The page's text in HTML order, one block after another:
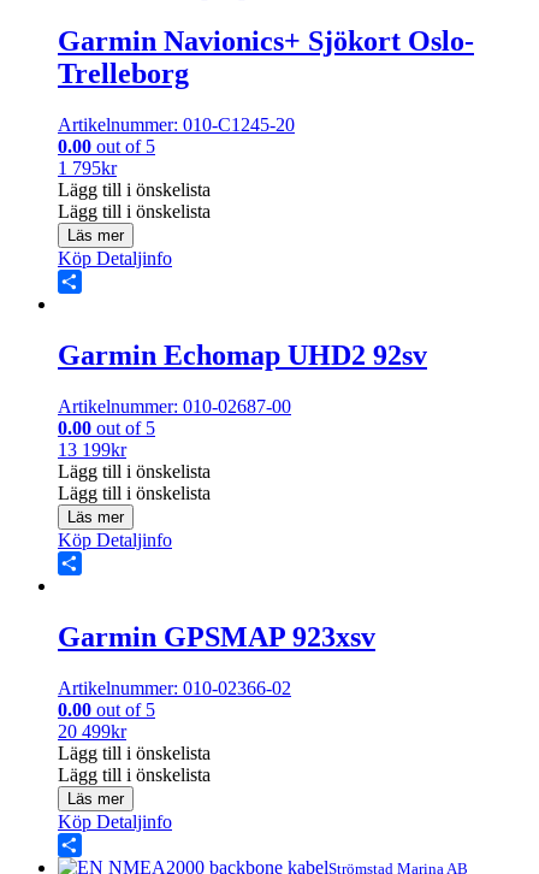
Garmin Navionics+ Sjökort Oslo-
Trelleborg
Artikelnummer: 010-C1245-20
0.00 out of 5
1 795kr
Lägg till i önskelista
Lägg till i önskelista
Läs mer
Köp Detaljinfo
Garmin Echomap UHD2 92sv
Artikelnummer: 010-02687-00
0.00 out of 5
13 199kr
Lägg till i önskelista
Lägg till i önskelista
Läs mer
Köp Detaljinfo
Garmin GPSMAP 923xsv
Artikelnummer: 010-02366-02
0.00 out of 5
20 499kr
Lägg till i önskelista
Lägg till i önskelista
Läs mer
Köp Detaljinfo
Share Strömstad Marina AB